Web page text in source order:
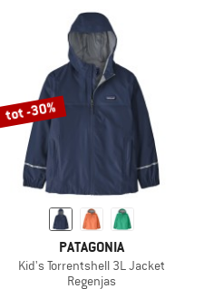
tot -30%
PATAGONIA
Kid's Torrentshell 3L Jacket
Regenjas